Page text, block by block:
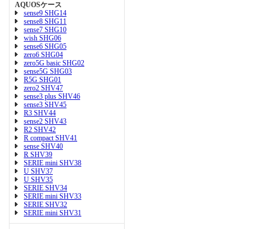
AQUOSケース
sense9 SHG14
sense8 SHG11
sense7 SHG10
wish SHG06
sense6 SHG05
zero6 SHG04
zero5G basic SHG02
sense5G SHG03
R5G SHG01
zero2 SHV47
sense3 plus SHV46
sense3 SHV45
R3 SHV44
sense2 SHV43
R2 SHV42
R compact SHV41
sense SHV40
R SHV39
SERIE mini SHV38
U SHV37
U SHV35
SERIE SHV34
SERIE mini SHV33
SERIE SHV32
SERIE mini SHV31